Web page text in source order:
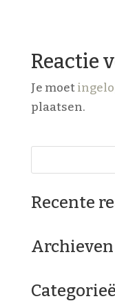
Reactie
Je moet
plaatsen.
Recente
Archieven